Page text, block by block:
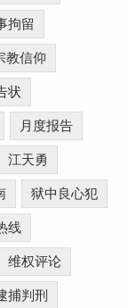
拘留
教信仰
状
月度报告
江天勇
狱中良心犯
线
维权评论
捕判刑